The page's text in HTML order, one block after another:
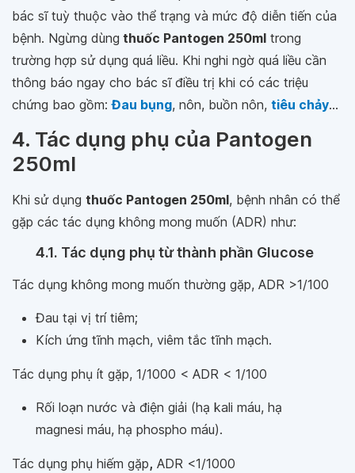
bác sĩ tuỳ thuộc vào thể trạng và mức độ diễn tiến của
bệnh. Ngừng dùng thuốc Pantogen 250ml trong
trường hợp sử dụng quá liều. Khi nghi ngờ quá liều cần
thông báo ngay cho bác sĩ điều trị khi có các triệu
chứng bao gồm:Đau bụng, nôn, buồn nôn, tiêu chảy...
4. Tác dụng phụ của Pantogen
250ml
Khi sử dụng thuốc Pantogen 250ml, bệnh nhân có thể
gặp các tác dụng không mong muốn (ADR) như:
4.1. Tác dụng phụ từ thành phần Glucose
Tác dụng không mong muốn thường gặp, ADR >1/100
Đau tại vị trí tiêm;
Kích ứng tĩnh mạch, viêm tắc tĩnh mạch.
Tác dụng phụ ít gặp, 1/1000 < ADR < 1/100
Rối loạn nước và điện giải (hạ kali máu, hạ
magnesi máu, hạ phospho máu).
Tác dụng phụ hiếm gặp, ADR <1/1000